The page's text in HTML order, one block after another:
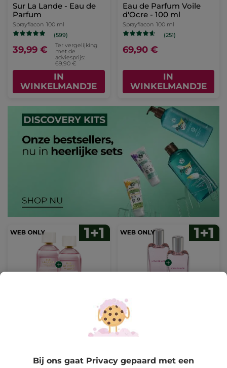
Sur La Lande - Eau de
Parfum
Sprayflacon 100 ml
(599)
39,99 €
Ter vergelijking
met de
adviesprijs:
69,90 €
IN
WINKELMANDJE
Eau de Parfum Voile
d'Ocre - 100 ml
Sprayflacon 100 ml
(251)
69,90 €
IN
WINKELMANDJE
1+1 Eau de Parfum Sur
adviesprijs:
139,80 €
1+1 GRATIS*(4)
1+1 L'Evidence Eau de
Parfum 50 ml
adviesprijs:
99,80 €
1+1 GRATIS*(4)
Bij ons gaat Privacy gepaard met een